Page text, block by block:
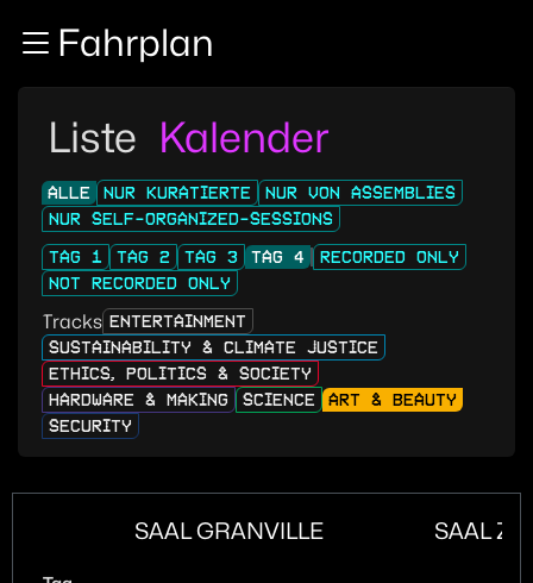
Zum InhaltFahrplan
Liste Kalender
ALLE NUR KURATIERTE
NUR VON ASSEMBLIES
NUR SELF-ORGANIZED-SESSIONS
TAG 1
TAG 2 TAG 3 TAG 4
RECORDED ONLY
NOT RECORDED ONLY
Tracks ENTERTAINMENT
SUSTAINABILITY & CLIMATE JUSTICE
ETHICS, POLITICS & SOCIETY
HARDWARE & MAKING
SCIENCE
ART & BEAUTY
SECURITY
SAAL GRANVILLE SAAL